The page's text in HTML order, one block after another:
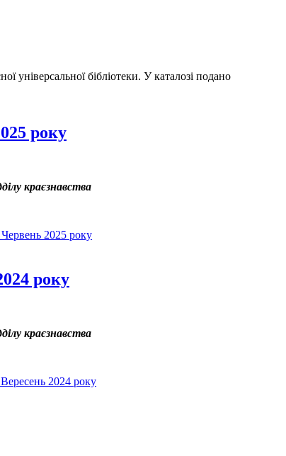
бібліотеки. У каталозі подано
року
краєзнавства
2025 року
року
краєзнавства
2024 року